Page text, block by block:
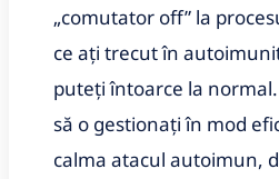
„comutator off” la
ce ați trecut în
puteți întoarce la
să o gestionați în mod
calma atacul autoimun,